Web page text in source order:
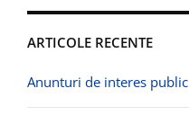
ARTICOLE RECENTE
Anunturi de interes public